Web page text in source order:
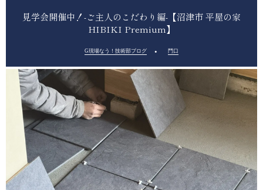
見学会開催中！-ご主人のこだわり編-【沼津市 平屋の家
HIBIKI Premium】
G現場なう！技術部ブログ 門口